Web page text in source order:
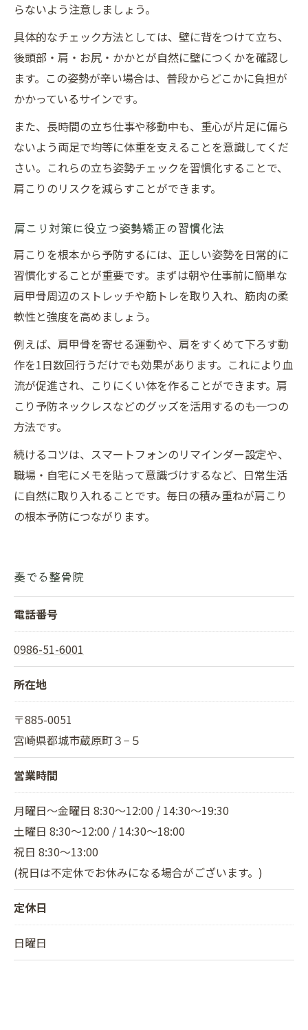
らないよう注意しましょう。
具体的なチェック方法としては、壁に背をつけて立ち、
後頭部・肩・お尻・かかとが自然に壁につくかを確認し
ます。この姿勢が辛い場合は、普段からどこかに負担が
かかっているサインです。
また、長時間の立ち仕事や移動中も、重心が片足に偏ら
ないよう両足で均等に体重を支えることを意識してくだ
さい。これらの立ち姿勢チェックを習慣化することで、
肩こりのリスクを減らすことができます。
肩こり対策に役立つ姿勢矯正の習慣化法
肩こりを根本から予防するには、正しい姿勢を日常的に
習慣化することが重要です。まずは朝や仕事前に簡単な
肩甲骨周辺のストレッチや筋トレを取り入れ、筋肉の柔
軟性と強度を高めましょう。
例えば、肩甲骨を寄せる運動や、肩をすくめて下ろす動
作を1日数回行うだけでも効果があります。これにより血
流が促進され、こりにくい体を作ることができます。肩
こり予防ネックレスなどのグッズを活用するのも一つの
方法です。
続けるコツは、スマートフォンのリマインダー設定や、
職場・自宅にメモを貼って意識づけするなど、日常生活
に自然に取り入れることです。毎日の積み重ねが肩こり
の根本予防につながります。
奏でる整骨院
電話番号
0986-51-6001
所在地
〒885-0051
宮崎県都城市蔵原町３−５
営業時間
月曜日～金曜日 8:30～12:00 / 14:30～19:30
土曜日 8:30～12:00 / 14:30～18:00
祝日 8:30～13:00
(祝日は不定休でお休みになる場合がございます。)
定休日
日曜日